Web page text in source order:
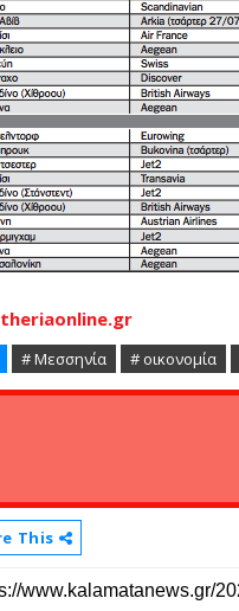
# Μεσσηνία # οικονομία
This